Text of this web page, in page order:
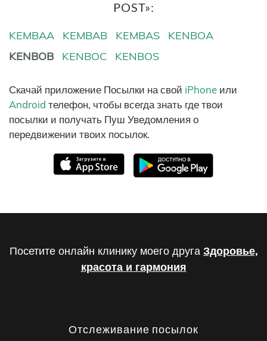
POST»:
KEMBAA KEMBAB KEMBAS
KENBOA
KENBOB
KENBOC KENBOS
Скачай приложение Посылки на свой iPhone или
Android телефон, чтобы всегда знать где твои
посылки и получать Пуш Уведомления о
передвижении твоих посылок.
Посетите онлайн клинику моего друга Здоровье,
красота и гармония
Отслеживание посылок